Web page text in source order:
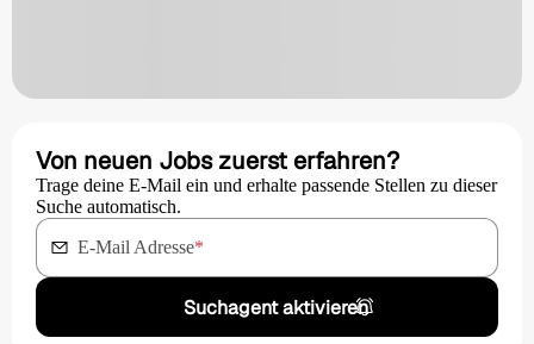
Von neuen Jobs zuerst erfahren?
Trage deine E-Mail ein und erhalte passende Stellen zu dieser
Suche automatisch.
E-Mail Adresse*
Suchagent aktivieren